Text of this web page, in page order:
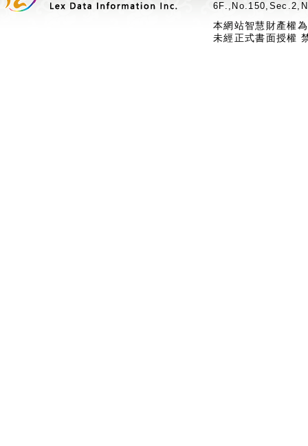
本網站智慧財產權
未經正式書面授權